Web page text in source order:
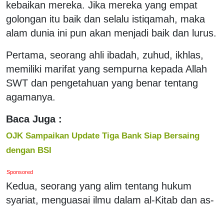
kebaikan mereka. Jika mereka yang empat
golongan itu baik dan selalu istiqamah, maka
alam dunia ini pun akan menjadi baik dan lurus.
Pertama, seorang ahli ibadah, zuhud, ikhlas,
memiliki marifat yang sempurna kepada Allah
SWT dan pengetahuan yang benar tentang
agamanya.
Baca Juga :
OJK Sampaikan Update Tiga Bank Siap Bersaing
dengan BSI
Sponsored
Kedua, seorang yang alim tentang hukum
syariat, menguasai ilmu dalam al-Kitab dan as-